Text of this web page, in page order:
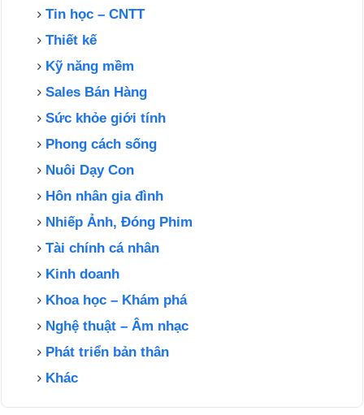
Tin học – CNTT
Thiết kế
Kỹ năng mềm
Sales Bán Hàng
Sức khỏe giới tính
Phong cách sống
Nuôi Dạy Con
Hôn nhân gia đình
Nhiếp Ảnh, Đóng Phim
Tài chính cá nhân
Kinh doanh
Khoa học – Khám phá
Nghệ thuật – Âm nhạc
Phát triển bản thân
Khác